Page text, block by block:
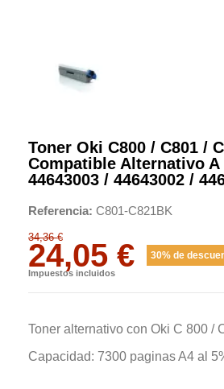
Toner Oki C800 / C801 /
Compatible Alternativo A
44643003 / 44643002 /
Referencia C801-C821BK
34,36 €
24,05 € 30% de
Impuestos incluidos
Toner alternativo con Oki C 800 /
Capacidad: 7300 paginas A4 al